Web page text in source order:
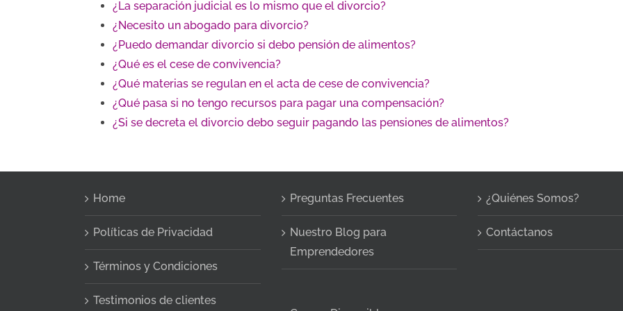
¿La separación judicial es lo mismo que el divorcio?
¿Necesito un abogado para divorcio?
¿Puedo demandar divorcio si debo pensión de alimentos?
¿Qué es el cese de convivencia?
¿Qué materias se regulan en el acta de cese de convivencia?
¿Qué pasa si no tengo recursos para pagar una compensación?
¿Si se decreta el divorcio debo seguir pagando las pensiones de alimentos?
Home
Políticas de Privacidad
Términos y Condiciones
Testimonios de clientes
Preguntas Frecuentes
Nuestro Blog para
Emprendedores
¿Quiénes Somos?
Contáctanos